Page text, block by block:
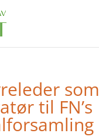
som
til FN’s